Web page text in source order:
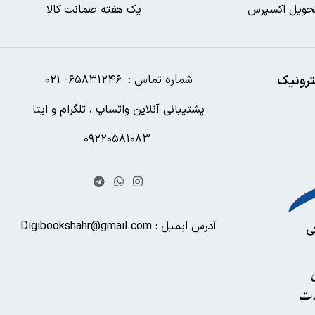
اکسپرس یک هفته ضمانت کالا
شماره تماس : ۶۵۸۳۱۲۴۶- ۰۲۱
پشتیبانی آنلاین واتساپ ، تلگرام و ایتا
آدرس ایمیل : Digibookshahr@gmail.com